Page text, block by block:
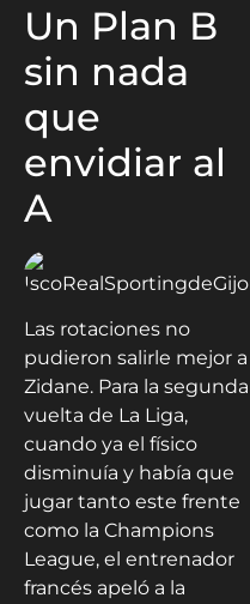
Un Plan B
sin nada
que
envidiar al
A
Las rotaciones no
pudieron salirle mejor a
Zidane. Para la segunda
vuelta de La Liga,
cuando ya el físico
disminuía y había que
jugar tanto este frente
como la Champions
League, el entrenador
francés apeló a la